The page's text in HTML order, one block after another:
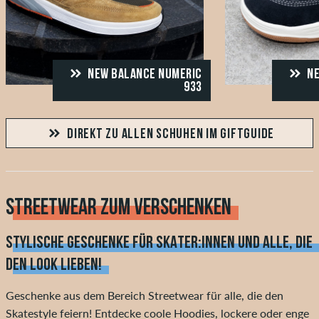
NEW BALANCE NUMERIC
933
DIREKT ZU ALLEN SCHUHEN IM GIFTGUIDE
STREETWEAR ZUM VERSCHENKEN
STYLISCHE GESCHENKE FÜR SKATER:INNEN UND ALLE, DIE
DEN LOOK LIEBEN!
Geschenke aus dem Bereich Streetwear für alle, die den
Skatestyle feiern! Entdecke coole Hoodies, lockere oder enge